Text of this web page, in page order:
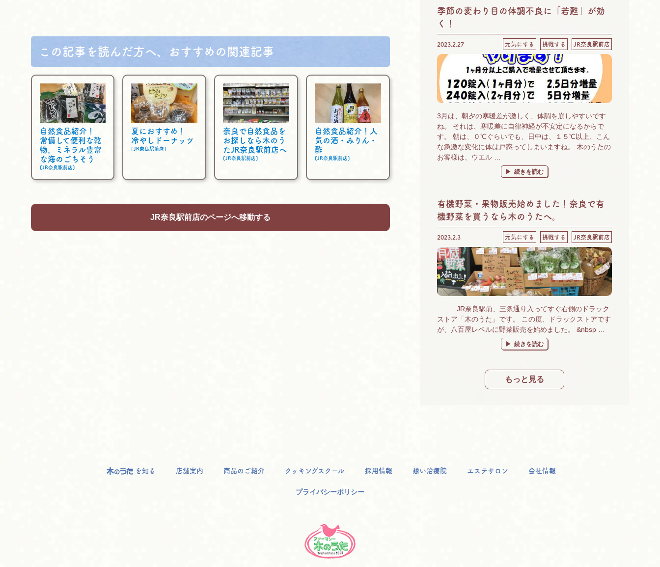
この記事を読んだ方へ、おすすめの関連記事
自然食品紹介！
常備して便利な乾
物。ミネラル豊富
な海のごちそう
[JR奈良駅前店]
夏におすすめ！
冷やしドーナッツ
[JR奈良駅前店]
奈良で自然食品を
お探しなら木のう
たJR奈良駅前店へ
[JR奈良駅前店]
自然食品紹介！人
気の酒・みりん・
酢
[JR奈良駅前店]
JR奈良駅前店のページへ移動する
季節の変わり目の体調不良に「若甦」が効
く！
2023.2.27 元気にする 挑戦する JR奈良駅前店
3月は、朝夕の寒暖差が激しく、体調を崩しやすいです
ね。 それは、寒暖差に自律神経が不安定になるからで
す。 朝は、０℃ぐらいでも、日中は、１５℃以上、こん
な急激な変化に体は戸惑ってしまいますね。 木のうたの
お客様は、ウエル …
“季節の変わり目の体調不良に「若甦」が効く！” の
続きを読む
有機野菜・果物販売始めました！奈良で有
機野菜を買うなら木のうたへ。
2023.2.3 元気にする 挑戦する JR奈良駅前店
JR奈良駅前、三条通り入ってすぐ右側のドラック
ストア「木のうた」です。 この度、ドラックストアです
が、八百屋レベルに野菜販売を始めました。 &nbsp …
“有機野菜・果物販売始めました！奈良で有機野菜を
続きを読む
もっと見る
を知る 店舗案内 商品のご紹介 クッキングスクール 採用情報 憩い治療院 エステサロン 会社情報
プライバシーポリシー